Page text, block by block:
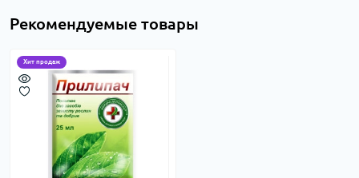
Рекомендуемые товары
Хит продаж